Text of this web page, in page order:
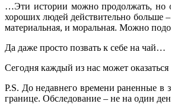
…Эти истории можно продолжать, но
хороших людей действительно больше
материальная, и моральная. Можно
Да даже просто позвать к себе на чай…
Сегодня каждый из нас может оказаться
P.S. До недавнего времени раненные
границе. Обследование – не на один